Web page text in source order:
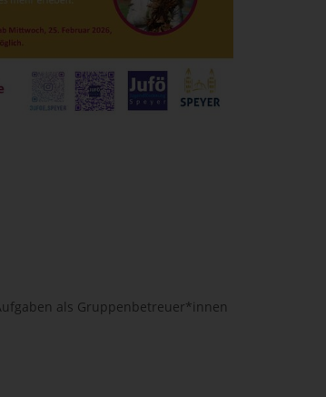
als Gruppenbetreuer*innen